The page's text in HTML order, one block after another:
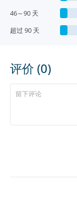
46～90 天
超过 90 天
评价 (0)